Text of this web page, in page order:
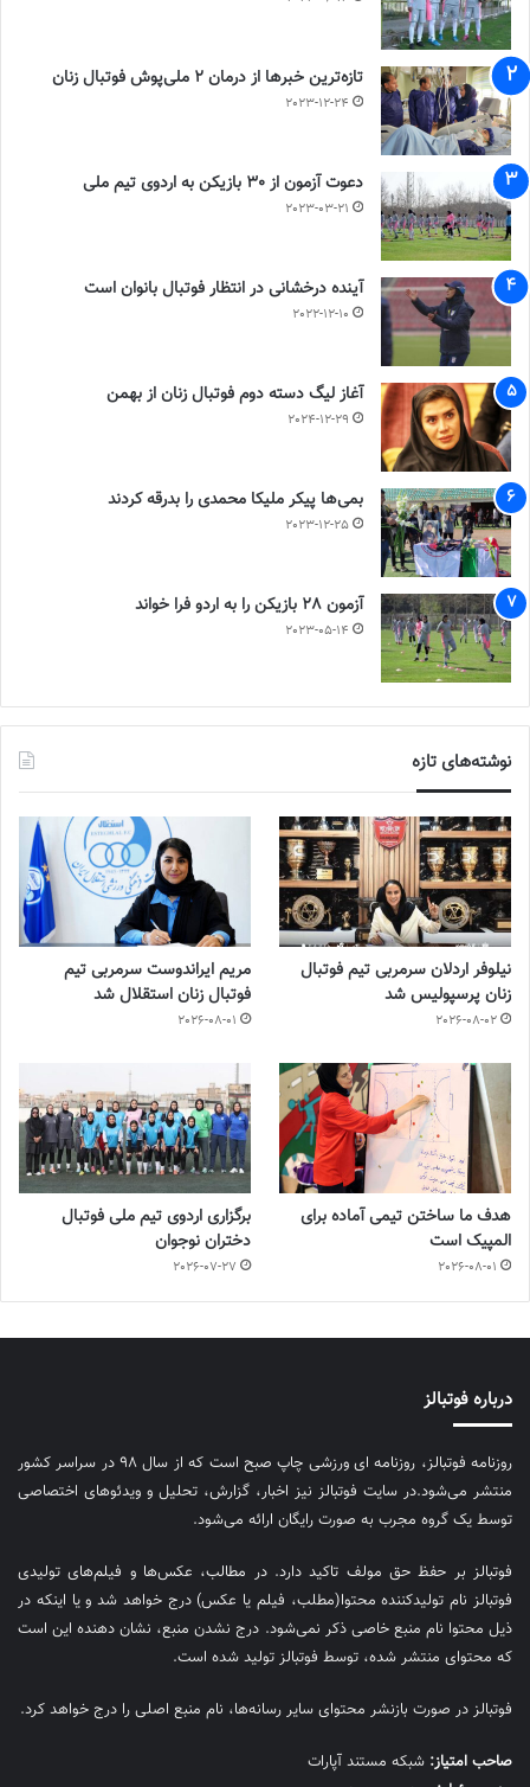
تازه‌ترین خبرها از درمان ۲ ملی‌پوش فوتبال زنان
2023-12-24
دعوت آزمون از 30 بازیکن به اردوی تیم ملی
2023-03-21
آینده درخشانی در انتظار فوتبال بانوان است
2022-12-10
آغاز لیگ دسته دوم فوتبال زنان از بهمن
2024-12-29
بمی‌ها پیکر ملیکا محمدی را بدرقه کردند
2023-12-25
آزمون 28 بازیکن را به اردو فرا خواند
2023-05-14
نوشته‌های تازه
نیلوفر اردلان سرمربی تیم فوتبال
زنان پرسپولیس شد
2026-08-02
مریم ایراندوست سرمربی تیم
فوتبال زنان استقلال شد
2026-08-01
هدف ما ساختن تیمی آماده برای
المپیک است
2026-08-01
برگزاری اردوی تیم ملی فوتبال
دختران نوجوان
2026-07-27
درباره فوتبالز
روزنامه فوتبالز، روزنامه ای ورزشی چاپ صبح است که از سال ۹۸ در سراسر کشور
منتشر می‌شود.در سایت فوتبالز نیز اخبار، گزارش، تحلیل و ویدئوهای اختصاصی
توسط یک گروه مجرب به صورت رایگان ارائه می‌شود.
فوتبالز بر حفظ حق مولف تاکید دارد. در مطالب، عکس‌ها و فیلم‌های تولیدی
فوتبالز نام تولیدکننده محتوا(مطلب، فیلم یا عکس) درج خواهد شد و یا اینکه در
ذیل محتوا نام منبع خاصی ذکر نمی‌‎شود. درج نشدن منبع، نشان دهنده این است
که محتوای منتشر شده، توسط فوتبالز تولید شده است.
فوتبالز در صورت بازنشر محتوای سایر رسانه‌ها، نام منبع اصلی را درج خواهد کرد.
صاحب امتیاز: شبکه مستند آپارات